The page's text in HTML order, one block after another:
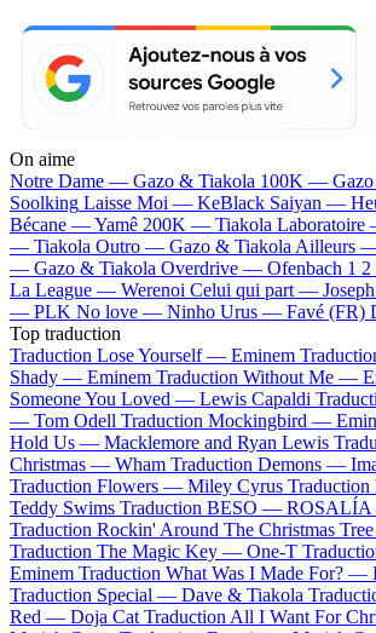
On aime
Notre Dame — Gazo & Tiakola 100K — Gazo
Soolking Laisse Moi — KeBlack Saiyan —
Bécane —Yamê 200K — Tiakola
— Tiakola Outro — Gazo & Tiakola Ailleurs
— Gazo & Tiakola Overdrive — Ofenbach 1
La League — Werenoi Celui qui part —
— PLK No love — Ninho Urus — Favé (FR)
Top traduction
Traduction Lose Yourself — Eminem
Shady — Eminem Traduction Without Me —
Someone You Loved — Lewis Capaldi
— Tom Odell Traduction Mockingbird —
Hold Us — Macklemore and Ryan Lewis
Christmas — Wham Traduction Demons —
Traduction Flowers — Miley Cyrus
Teddy Swims Traduction BESO — ROSALÍA
Traduction Rockin' Around The Christmas
Traduction The Magic Key — One-T
Eminem Traduction What Was I Made For? —
Traduction Special — Dave & Tiakola
Red — Doja Cat Traduction All I Want For